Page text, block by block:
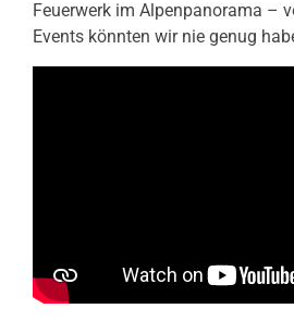
Feuerwerk im Alpenpanorama –
Events könnten wir nie genug